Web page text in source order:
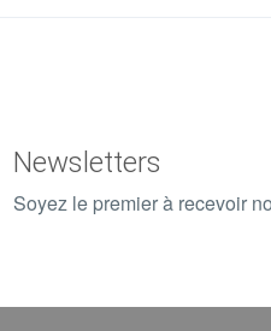
Newsletters
Soyez le premier à recevoir